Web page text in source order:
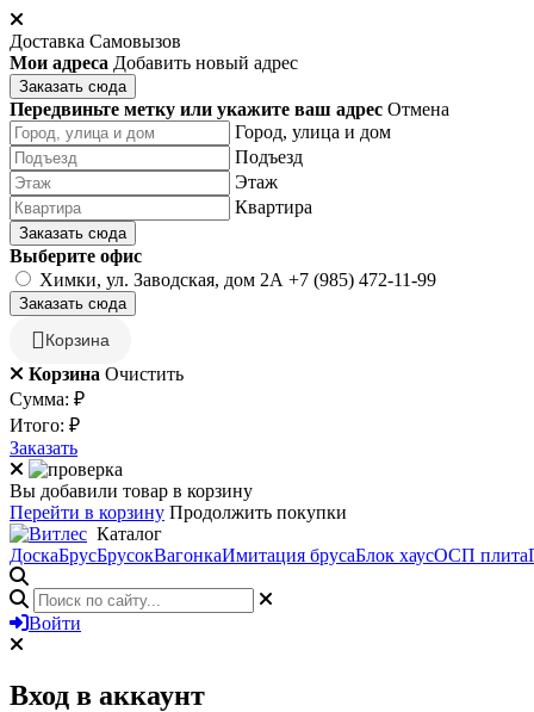
Доставка Самовызов
Мои адреса Добавить новый адрес
Заказать сюда
Передвиньте метку или укажите ваш адрес Отмена
Город, улица и дом
Подъезд
Этаж
Квартира
Заказать сюда
Выберите офис
Химки, ул. Заводская, дом 2А +7 (985) 472-11-99
Заказать сюда
Корзина
Корзина Очистить
Сумма: ₽
Итого: ₽
Заказать
Вы добавили товар в корзину
Перейти в корзину Продолжить покупки
Каталог
ДоскаБрусБрусокВагонкаИмитация брусаБлок хаусОСП плита
Войти
Вход в аккаунт